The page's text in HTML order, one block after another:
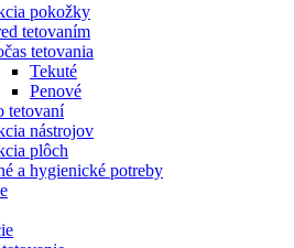
pokožky
tetovaním
tetovania
Tekuté
Penové
tetovaní
nástrojov
plôch
a hygienické potreby